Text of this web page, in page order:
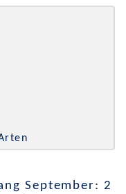
September: 2